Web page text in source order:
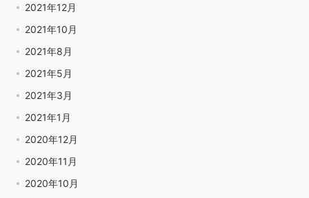
2021年12月
2021年10月
2021年8月
2021年5月
2021年3月
2021年1月
2020年12月
2020年11月
2020年10月